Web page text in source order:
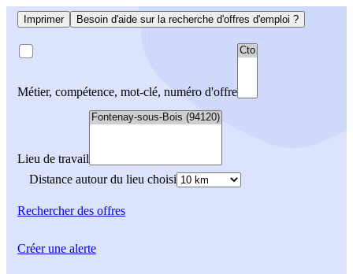
Imprimer Besoin d'aide sur la recherche d'offres d'emploi ?
Métier, compétence, mot-clé, numéro d'offre
Lieu de travail
Distance autour du lieu choisi
Rechercherdes offres
Créer une alerte